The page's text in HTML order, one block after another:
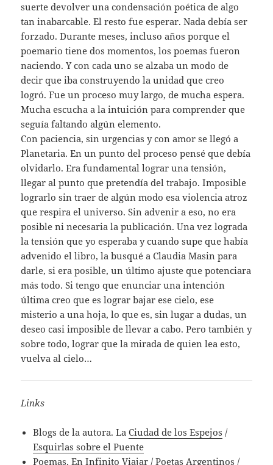
suerte devolver una condensación poética de algo
tan inabarcable. El resto fue esperar. Nada debía ser
forzado. Durante meses, incluso años porque el
poemario tiene dos momentos, los poemas fueron
naciendo. Y con cada uno se alzaba un modo de
decir que iba construyendo la unidad que creo
logró. Fue un proceso muy largo, de mucha espera.
Mucha escucha a la intuición para comprender que
seguía faltando algún elemento.
Con paciencia, sin urgencias y con amor se llegó a
Planetaria. En un punto del proceso pensé que debía
olvidarlo. Era fundamental lograr una tensión,
llegar al punto que pretendía del trabajo. Imposible
lograrlo sin traer de algún modo esa violencia atroz
que respira el universo. Sin advenir a eso, no era
posible ni necesaria la publicación. Una vez lograda
la tensión que yo esperaba y cuando supe que había
advenido el libro, la busqué a Claudia Masin para
darle, si era posible, un último ajuste que potenciara
más todo. Si tengo que enunciar una intención
última creo que es lograr bajar ese cielo, ese
misterio a una hoja, lo que es, sin lugar a dudas, un
deseo casi imposible de llevar a cabo. Pero también y
sobre todo, lograr que la mirada de quien lea esto,
vuelva al cielo…
Links
Blogs de la autora. LaCiudad de los Espejos /
Esquirlas sobre el Puente
Poemas. EnInfinito Viajar /Poetas Argentinos /